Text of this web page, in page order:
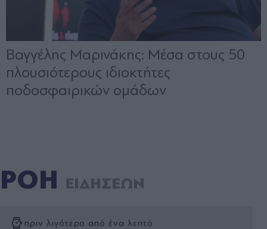
ΡΟΗ ΕΙΔΗΣΕΩΝ
πριν λιγότερο από ένα λεπτό